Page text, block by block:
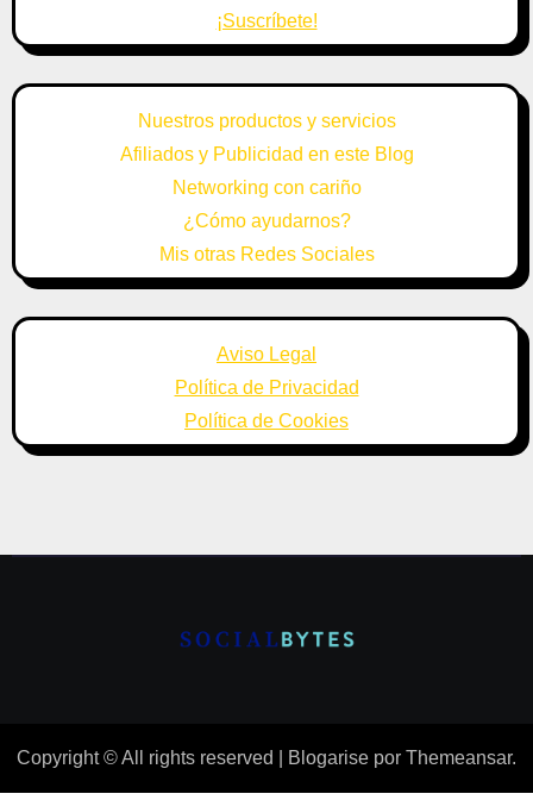
¡Suscríbete!
Nuestros productos y servicios
Afiliados y Publicidad en este Blog
Networking con cariño
¿Cómo ayudarnos?
Mis otras Redes Sociales
Aviso Legal
Política de Privacidad
Política de Cookies
Copyright © All rights reserved Blogarise por Themeansar.